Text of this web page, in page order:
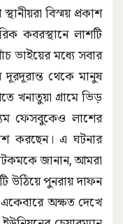
বিস্ময় প্রকাশ
কবরস্থানে লাশটি
ভাইয়ের মধ্যে সবার
থেকে মানুষ
খনাতুয়া গ্রামে ভিড়
ফেসবুকেও লাশের
করছেন। এ ঘটনার
ডটকমকে জানান, আমরা
উঠিয়ে পুনরায় দাফন
অক্ষত দেখে